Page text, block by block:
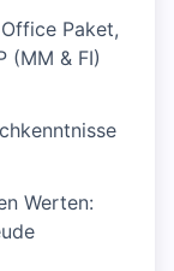
Paket,
(MM & FI)
Werten: